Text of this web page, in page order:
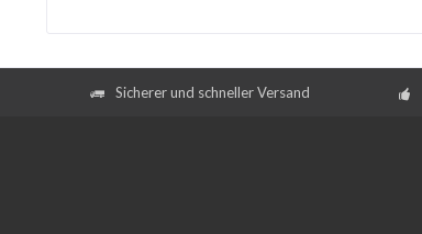
Sicherer und schneller Versand